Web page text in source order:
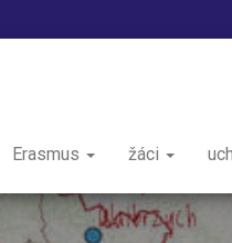
Erasmus žáci